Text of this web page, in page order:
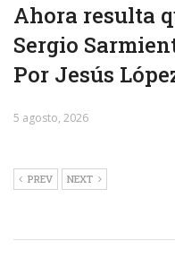
Ahora resulta
Sergio
Por Jesús
5 agosto, 2026
PREV NEXT